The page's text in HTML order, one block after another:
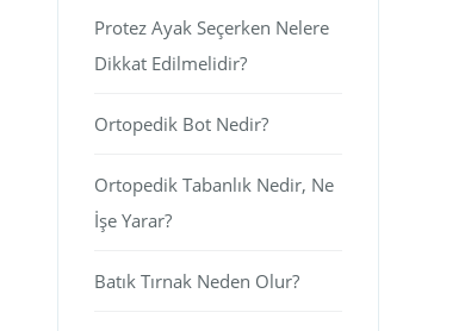
Protez Ayak Seçerken Nelere
Dikkat Edilmelidir?
Ortopedik Bot Nedir?
Ortopedik Tabanlık Nedir, Ne
İşe Yarar?
Batık Tırnak Neden Olur?